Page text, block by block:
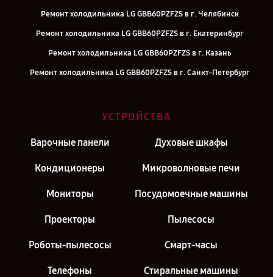
Ремонт холодильника LG GBB60PZFZS в г. Челябинск
Ремонт холодильника LG GBB60PZFZS в г. Екатеринбург
Ремонт холодильника LG GBB60PZFZS в г. Казань
Ремонт холодильника LG GBB60PZFZS в г. Санкт-Петербург
УСТРОЙСТВА
Варочные панели Духовые шкафы
Кондиционеры Микроволновые печи
Мониторы Посудомоечные машины
Проекторы Пылесосы
Роботы-пылесосы Смарт-часы
Телефоны Стиральные машины